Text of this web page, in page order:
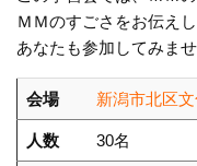
ＭＭのすごさをお伝えし
あなたも参加してみませ
会場 新潟市北区
人数 30名